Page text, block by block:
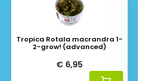
Tropica Rotala macrandra 1-
2-grow! (advanced)
€ 6,95